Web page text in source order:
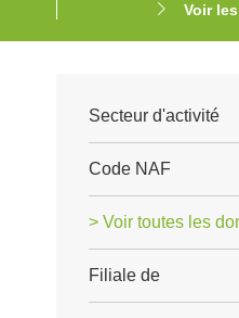
Voir
Secteur d'activité
Code NAF
> Voir toutes les
Filiale de